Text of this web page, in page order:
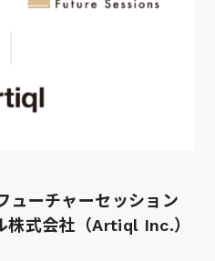
ューチャーセッション
株式会社（Artiql Inc.）